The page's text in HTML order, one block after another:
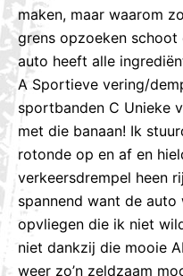
maken, maar waarom
grens opzoeken
auto heeft alle
A Sportieve vering/
sportbanden C Unieke
met die banaan! Ik
rotonde op en af en
verkeersdrempel heen
spannend want de
opvliegen die ik niet
niet dankzij die mooie
weer zo’n zeldzaam